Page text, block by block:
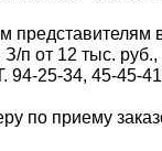
представителям
п от 12 тыс. руб.,
94-25-34, 45-45-
по приему